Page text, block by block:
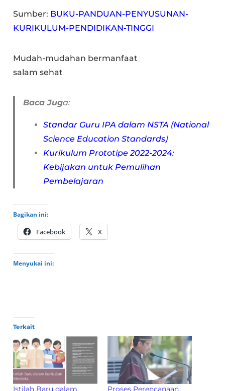
Sumber: BUKU-PANDUAN-PENYUSUNAN-
KURIKULUM-PENDIDIKAN-TINGGI
Mudah-mudahan bermanfaat
salam sehat
Baca Juga:
Standar Guru IPA dalam NSTA (National
Science Education Standards)
Kurikulum Prototipe 2022-2024:
Kebijakan untuk Pemulihan
Pembelajaran
Bagikan ini:
Facebook X
Menyukai ini:
Terkait
Istilah Baru dalam
Proses Perencanaan